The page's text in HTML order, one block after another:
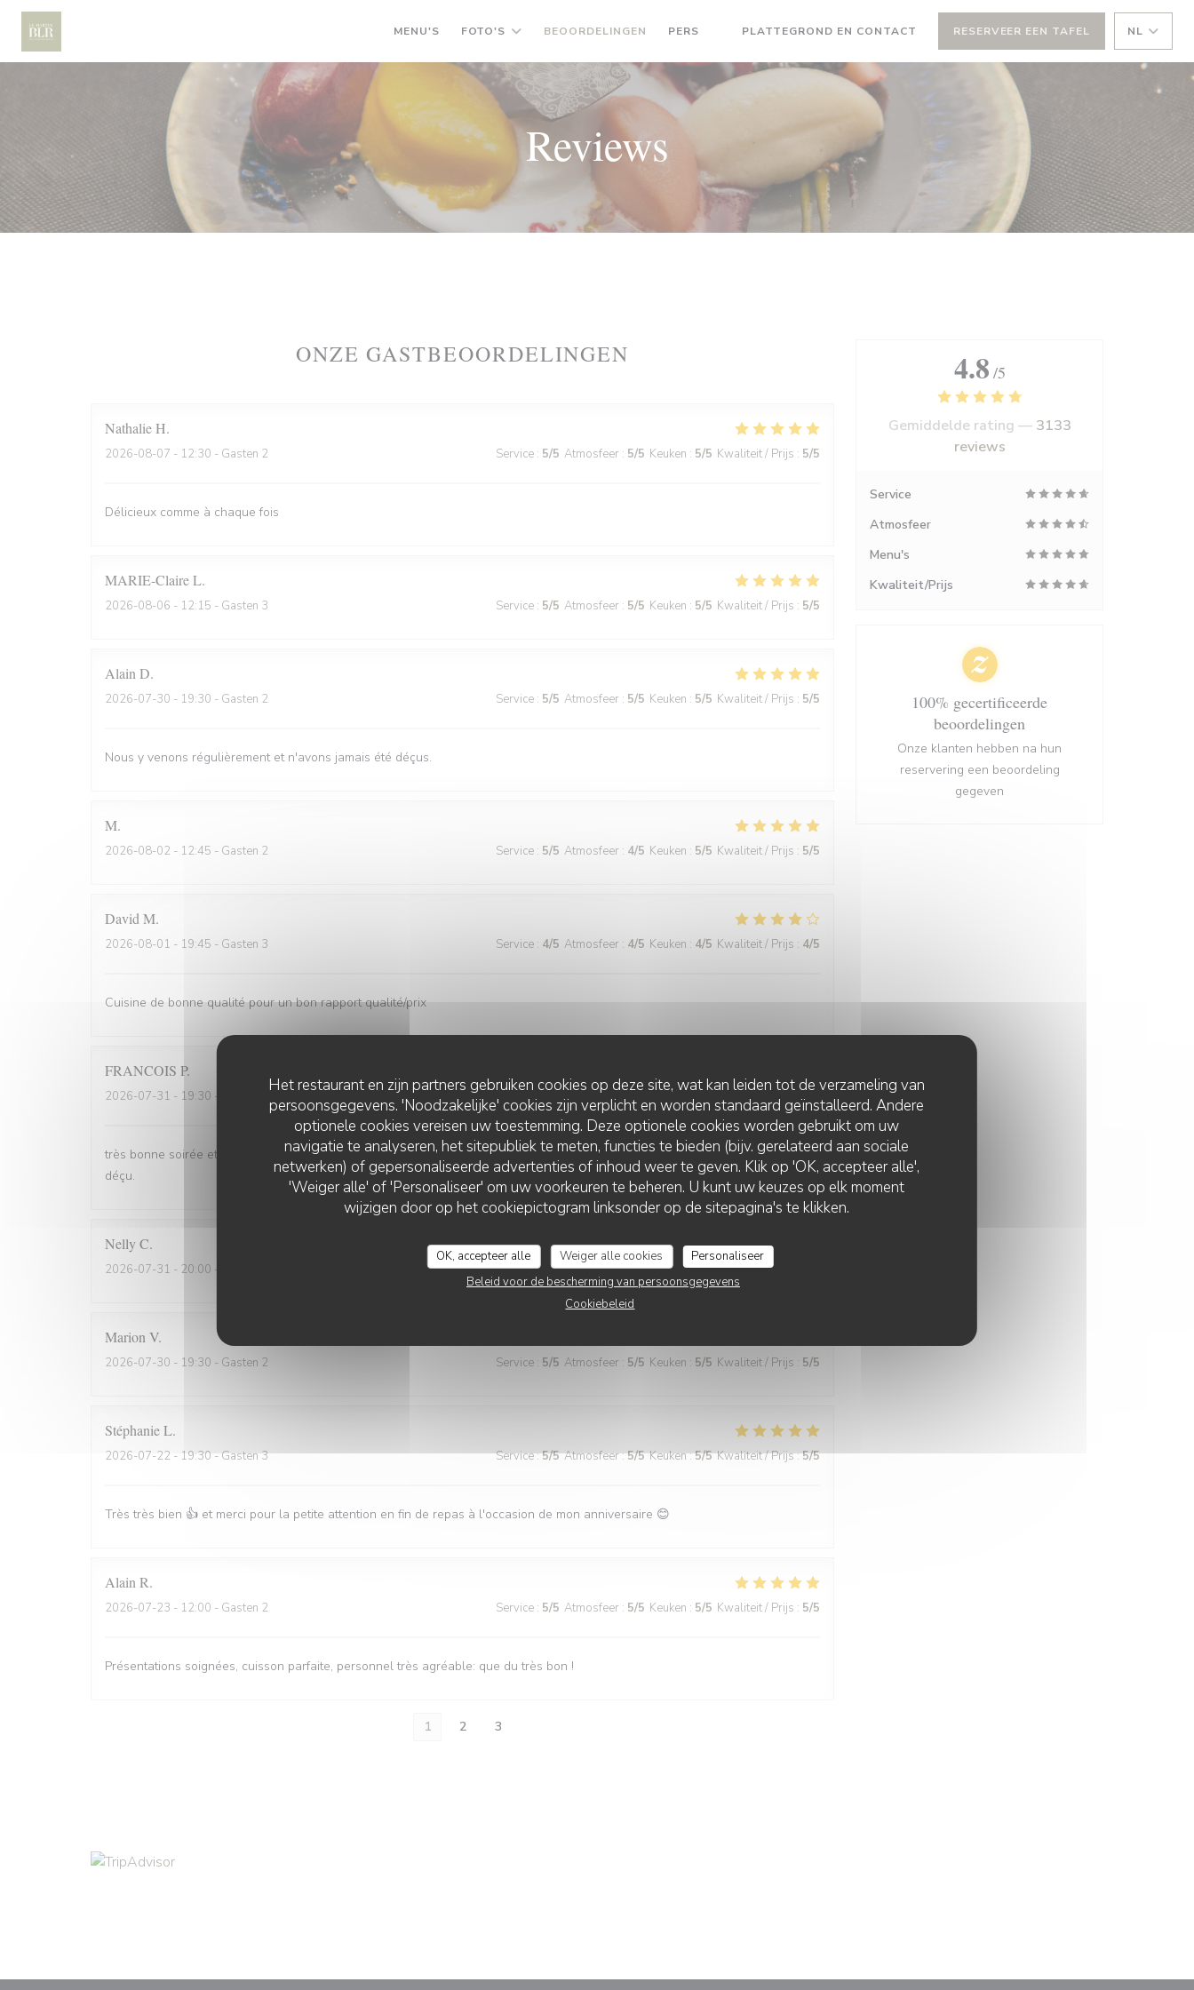
Cookies beheer paneel
Het restaurant en zijn partners gebruiken cookies op deze site, wat kan leiden tot de verzameling van
persoonsgegevens. 'Noodzakelijke' cookies zijn verplicht en worden standaard geïnstalleerd. Andere
optionele cookies vereisen uw toestemming. Deze optionele cookies worden gebruikt om uw
navigatie te analyseren, het sitepubliek te meten, functies te bieden (bijv. gerelateerd aan sociale
netwerken) of gepersonaliseerde advertenties of inhoud weer te geven. Klik op 'OK, accepteer alle',
'Weiger alle' of 'Personaliseer' om uw voorkeuren te beheren. U kunt uw keuzes op elk moment
wijzigen door op het cookiepictogram linksonder op de sitepagina's te klikken.
OK, accepteer alle Weiger alle cookies
Personaliseer
Beleid voor de bescherming van persoonsgegevens
Cookiebeleid
MENU'S FOTO'S BEOORDELINGEN PERS PLATTEGROND EN CONTACT RESERVEER EEN TAFEL NL
Reviews
ONZE GASTBEOORDELINGEN
NathalieH
2026-08-07 - 12:30 - Gasten 2 Service : 5/5 Atmosfeer : 5/5 Keuken : 5/5 Kwaliteit / Prijs : 5/5
Délicieux comme à chaque fois
MARIE-ClaireL
2026-08-06 - 12:15 - Gasten 3 Service : 5/5 Atmosfeer : 5/5 Keuken : 5/5 Kwaliteit / Prijs : 5/5
Alain D
2026-07-30 - 19:30 - Gasten 2 Service : 5/5 Atmosfeer : 5/5 Keuken : 5/5 Kwaliteit / Prijs : 5/5
Nous y venons régulièrement et n'avons jamais été déçus.
M
2026-08-02 - 12:45 - Gasten 2 Service : 5/5 Atmosfeer : 4/5 Keuken : 5/5 Kwaliteit / Prijs : 5/5
David M
2026-08-01 - 19:45 - Gasten 3 Service : 4/5 Atmosfeer : 4/5 Keuken : 4/5 Kwaliteit / Prijs : 4/5
Cuisine de bonne qualité pour un bon rapport qualité/prix
FRANCOIS P
2026-07-31 - 19:30 - Gasten 2 Service : Atmosfeer 5 Keuken Kwaliteit / Prijs 5
très bonne soirée et très bon dîner, comme d'habitude. Serveuse et serveur très professionnels. Nous recommandons, jamais
déçu.
Nelly C
2026-07-31 - 20:00 - Gasten 2 Service: /5 Atmosfeer:5/5 Keuken:5/5 Kwaliteit / Prijs
Marion V
2026-07-30 - 19:30 - Gasten 2 Service : 5/5 Atmosfeer : 5/5 Keuken : 5/5 Kwaliteit / Prijs : 5/5
StéphanieL
2026-07-22 - 19:30 - Gasten 3 Service:5/5 Atmosfeer:5/5 Keuken:5/5 Kwaliteit / Prijs:5/5
Très très bien 👍 et merci pour la petite attention en fin de repas à l'occasion de mon anniversaire 😊
Alain R
2026-07-23 - 12:00 - Gasten 2 Service : 5/5 Atmosfeer : 5/5 Keuken : 5/5 Kwaliteit / Prijs : 5/5
Présentations soignées, cuisson parfaite, personnel très agréable: que du très bon !
1 2 3
4.8 /5
Gemiddelde rating — 3133
reviews
Service
Atmosfeer
Menu's
Kwaliteit/Prijs
100% gecertificeerde
beoordelingen
Onze klanten hebben na hun
reservering een beoordeling
gegeven